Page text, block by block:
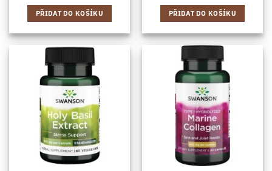
PŘIDAT DO KOŠÍKU PŘIDAT DO KOŠÍKU